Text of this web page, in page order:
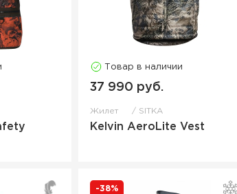
Товар в наличии
37 990 руб.
Жилет SITKA
Kelvin AeroLite Vest
-38%